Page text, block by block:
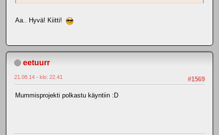
Aa.. Hyvä! Kiitti!
eetuurr
#1569
21.08.14 - klo: 22.41
Mummisprojekti polkastu käyntiin :D